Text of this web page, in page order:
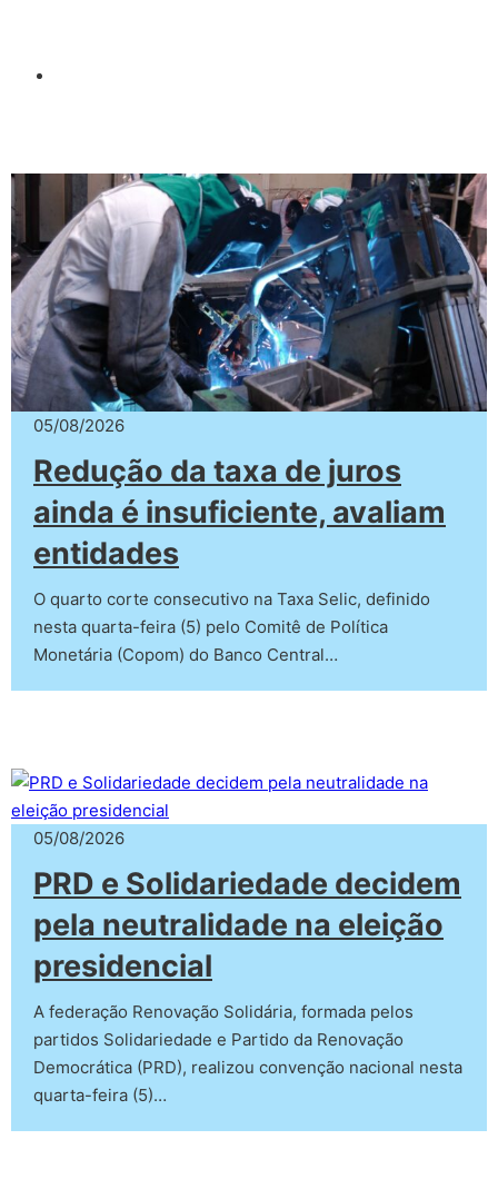
05/08/2026
Redução da taxa de juros
ainda é insuficiente, avaliam
entidades
O quarto corte consecutivo na Taxa Selic, definido
nesta quarta-feira (5) pelo Comitê de Política
Monetária (Copom) do Banco Central…
05/08/2026
PRD e Solidariedade decidem
pela neutralidade na eleição
presidencial
A federação Renovação Solidária, formada pelos
partidos Solidariedade e Partido da Renovação
Democrática (PRD), realizou convenção nacional nesta
quarta-feira (5)…